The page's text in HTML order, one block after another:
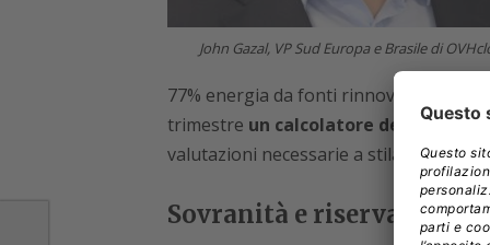
John Gazal, VP Sud Europa e Brasile di
77% energia da fonti rinnovabili. Gazal
trimestre un calcolatore delle
valutazioni necessarie a stilare i bilanci
Sovranità e riservatezza